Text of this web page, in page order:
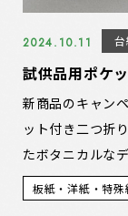
2024.10.11
試供品用ポケ
新商品のキャン
ット付き二つ折
たボタニカルな
板紙・洋紙・特殊